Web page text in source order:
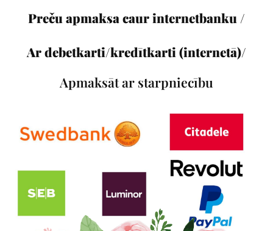
Preču apmaksa caur internetbanku /
Ar debetkarti/kredītkarti (internetā)/
Apmaksāt ar starpniecību